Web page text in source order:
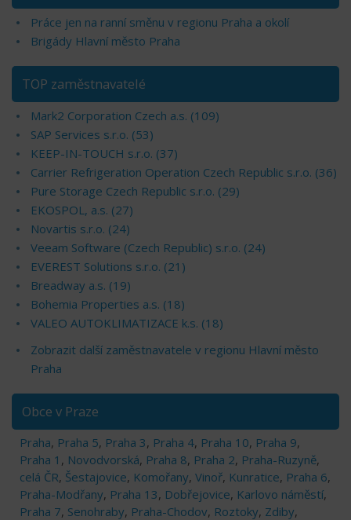
Práce jen na ranní směnu v regionu Praha a okolí
Brigády Hlavní město Praha
TOP zaměstnavatelé
Mark2 Corporation Czech a.s. (109)
SAP Services s.r.o. (53)
KEEP-IN-TOUCH s.r.o. (37)
Carrier Refrigeration Operation Czech Republic s.r.o. (36)
Pure Storage Czech Republic s.r.o. (29)
EKOSPOL, a.s. (27)
Novartis s.r.o. (24)
Veeam Software (Czech Republic) s.r.o. (24)
EVEREST Solutions s.r.o. (21)
Breadway a.s. (19)
Bohemia Properties a.s. (18)
VALEO AUTOKLIMATIZACE k.s. (18)
Zobrazit další zaměstnavatele v regionu Hlavní město
Praha
Obce v Praze
Praha, Praha 5, Praha 3, Praha 4, Praha 10, Praha 9,
Praha 1 , Novodvorská, Praha 8, Praha 2, Praha-Ruzyně,
celá ČR, Šestajovice, Komořany, Vinoř, Kunratice, Praha 6,
Praha-Modřany, Praha 13, Dobřejovice, Karlovo náměstí,
Praha 7, Senohraby, Praha-Chodov, Roztoky, Zdiby,